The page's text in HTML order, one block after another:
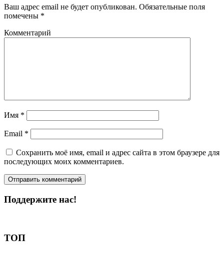
Ваш адрес email не будет опубликован. Обязательные поля
помечены *
Комментарий
Имя *
Email *
Сохранить моё имя, email и адрес сайта в этом браузере для
последующих моих комментариев.
Поддержите нас!
ТОП